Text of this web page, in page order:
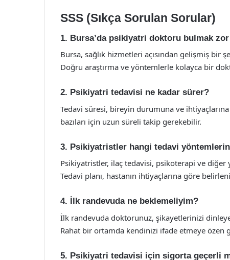
SSS (Sıkça Sorulan Sorular)
1. Bursa’da psikiyatri doktoru bulmak
Bursa, sağlık hizmetleri açısından gelişmiş
Doğru araştırma ve yöntemlerle kolayca bir
2. Psikiyatri tedavisi ne kadar sürer?
Tedavi süresi, bireyin durumuna ve
bazıları için uzun süreli takip gerekebilir.
3. Psikiyatristler hangi tedavi
Psikiyatristler, ilaç tedavisi, psikoterapi ve diğer
Tedavi planı, hastanın ihtiyaçlarına göre
4. İlk randevuda ne beklemeliyim?
İlk randevuda doktorunuz, şikayetlerinizi
Rahat bir ortamda kendinizi ifade etmeye özen
5. Psikiyatri tedavisi için sigorta geçerli